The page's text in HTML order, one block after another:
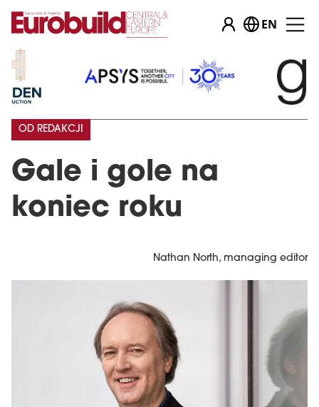
EN
Gale i gole na
koniec roku
OD REDAKCJI
Nathan North, managing editor